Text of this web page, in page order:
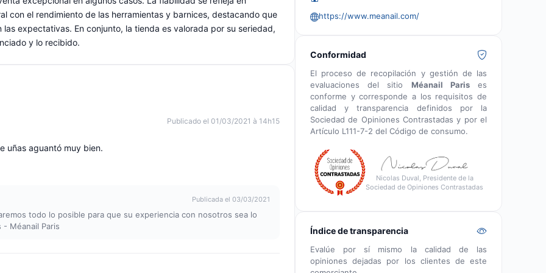
con el rendimiento de las herramientas y barnices, destacando que
expectativas. En conjunto, la tienda es valorada por su seriedad,
y lo recibido.
Publicado el 01/03/2021 à 14h15
uñas aguantó muy bien.
Publicada el 03/03/2021
todo lo posible para que su experiencia con nosotros sea lo
Méanail Paris
https://www.meanail.com/
Conformidad
El proceso de recopilación y gestión de las
evaluaciones del sitio Méanail Parises
conforme y corresponde a los requisitos de
calidad y transparencia definidos por la
Sociedad de Opiniones Contrastadas y por el
Artículo L111-7-2 del Código de consumo.
Nicolas Duval, Presidente de la
Sociedad de Opiniones Contrastadas
Índice de transparencia
Evalúe por sí mismo la calidad de las
opiniones dejadas por los clientes de este